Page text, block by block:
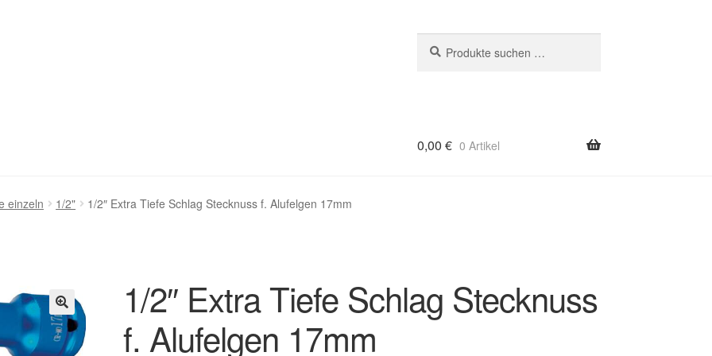
nach:
bestätigen & absenden Cookie-Richtlinie (EU)
0,00 € 0 Artikel
einzeln 1/2" 1/2″ Extra Tiefe Schlag Stecknuss f. Alufelgen 17mm
🔍
1/2″ Extra Tiefe Schlag Stecknuss
f. Alufelgen 17mm